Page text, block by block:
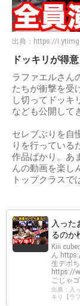
出典： https://
ドッキリが得意
ラファエルさん
たちが衝撃を受
し切ってドッキ
なども公開して
セレブぶりを自
りを行っている
作品ばかり。あ
んの動画を楽し
トップクラスで
入った
るのか
Kiii
ん
生デボ
https://
ごじゃゴ
出典：入
キリ【ラ